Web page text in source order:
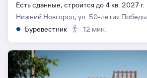
Есть сданные, строится до 4 кв. 2027 г.
Нижний Новгород, ул. 50-летия Победы
Буревестник
12 мин.